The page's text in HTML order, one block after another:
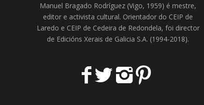
Manuel Bragado Rodríguez (Vigo, 1959) é mestre,
editor e activista cultural. Orientador do CEIP de
Laredo e CEIP de Cedeira de Redondela, foi director
de Edicións Xerais de Galicia S.A. (1994-2018).